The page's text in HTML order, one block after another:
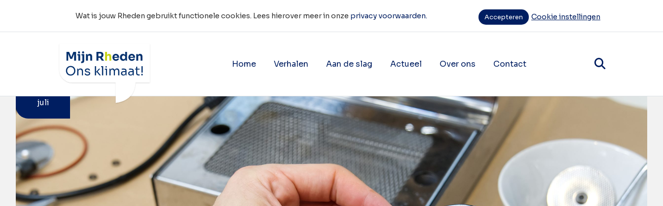
Wat is jouw Rheden gebruikt functionele cookies. Lees hierover meer in onze privacy voorwaarden. Accepteren Cookie instellingen
Wat is jouw Rheden
Home
Verhalen
Aan de slag
Actueel
Over ons Contact
Home Agenda Repair Café (Dieren)
juli